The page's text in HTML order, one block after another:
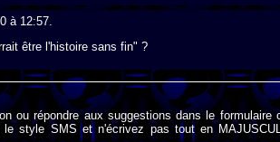
à 12:57.
être l'histoire sans fin" ?
ou répondre aux suggestions dans le
style SMS et n'écrivez pas tout en